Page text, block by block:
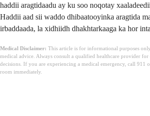
haddii aragtidaadu ay ku soo noqotay
Haddii aad sii waddo dhibaatooyinka aragtida
irbaddaada, la xidhiidh dhakhtarkaaga ka hor
Medical Disclaimer: This article is for informational purposes
medical advice. Always consult a qualified healthcare provider for
decisions. If you are experiencing a medical emergency, call 911
room immediately.